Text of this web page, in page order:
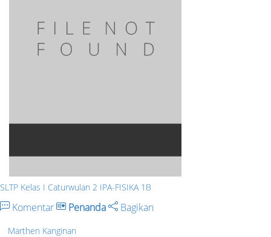
SLTP Kelas I Caturwulan 2 IPA-FISIKA 1B
Komentar Penanda Bagikan
Marthen Kanginan